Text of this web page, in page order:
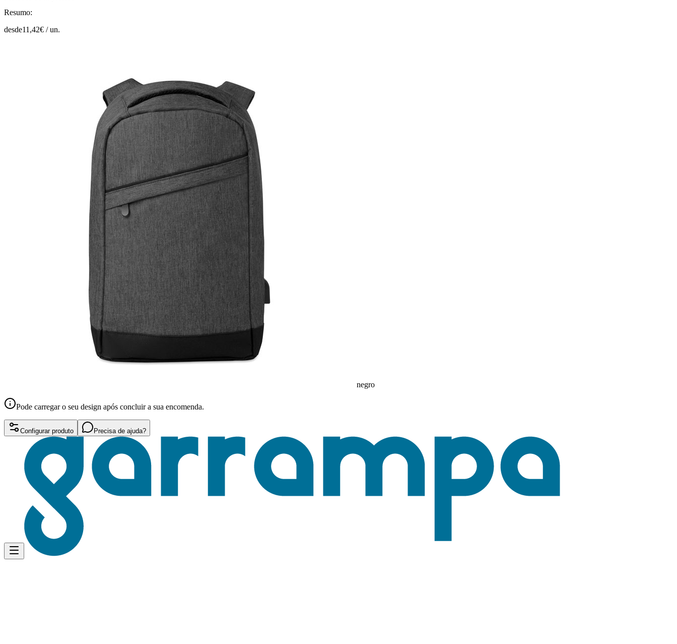
Resumo:
desde11,42€ /un.
negro
Pode carregar o seu design após concluir a sua encomenda.
Configurar produto Precisa de ajuda?